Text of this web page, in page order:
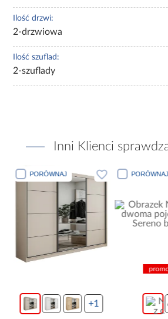
Ilość drzwi:
2-drzwiowa
Ilość szuflad:
2-szuflady
Inni Klienci
PORÓWNAJ
+1
PORÓWNAJ